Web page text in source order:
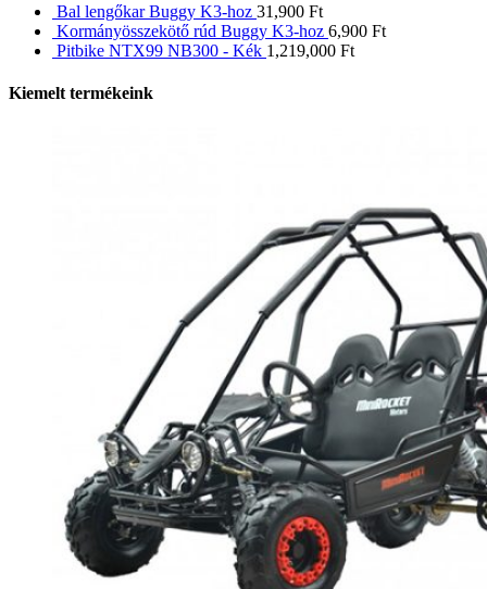
Bal lengőkar Buggy K3-hoz 31,900 Ft
Kormányösszekötő rúd Buggy K3-hoz 6,900 Ft
Pitbike NTX99 NB300 - Kék 1,219,000 Ft
Kiemelt termékeink